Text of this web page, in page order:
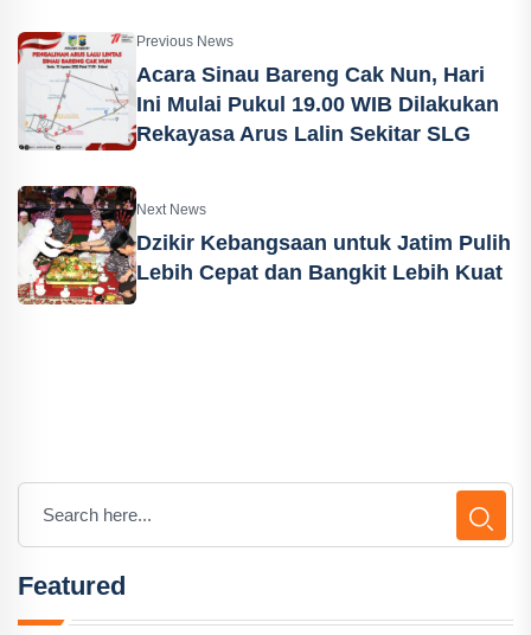
Previous News
Acara Sinau Bareng Cak Nun, Hari
Ini Mulai Pukul 19.00 WIB Dilakukan
Rekayasa Arus Lalin Sekitar SLG
Next News
Dzikir Kebangsaan untuk Jatim Pulih
Lebih Cepat dan Bangkit Lebih Kuat
Featured